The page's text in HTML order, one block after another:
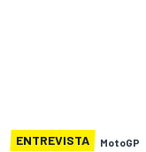
ENTREVISTA MotoGP